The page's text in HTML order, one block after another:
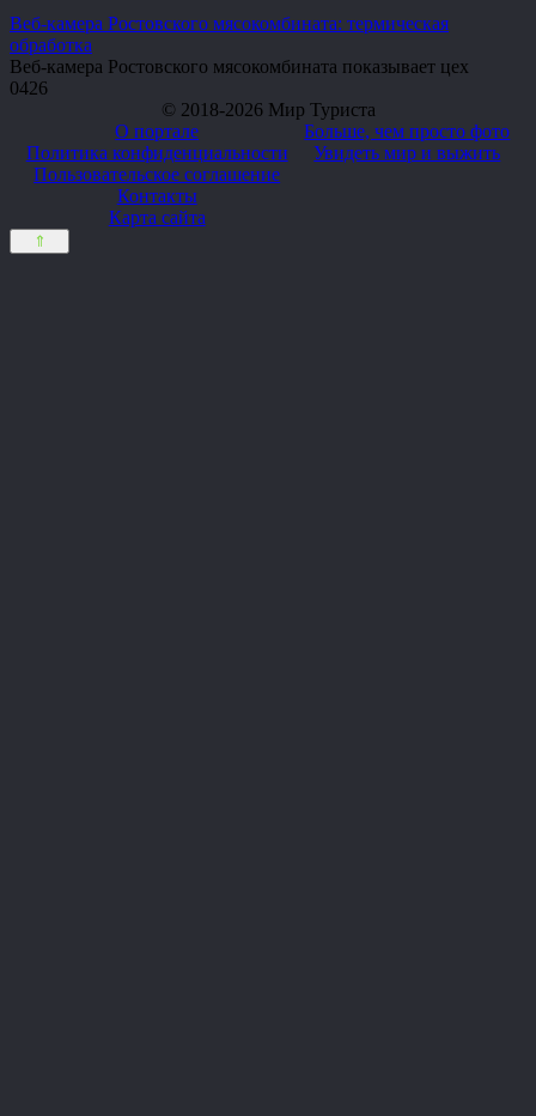
Веб-камера Ростовского мясокомбината: термическая
обработка
Веб-камера Ростовского мясокомбината показывает цех
0426
© 2018-2026 Мир Туриста
О портале
Политика конфиденциальности
Пользовательское соглашение
Контакты
Карта сайта
Больше, чем просто фото
Увидеть мир и выжить